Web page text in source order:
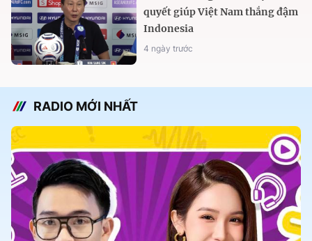
quyết giúp Việt Nam thắng đậm
Indonesia
4 ngày trước
RADIO MỚI NHẤT